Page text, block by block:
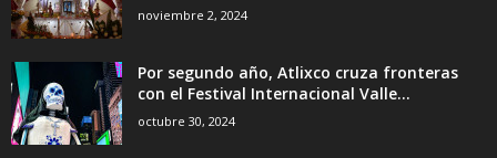
noviembre 2, 2024
Por segundo año, Atlixco cruza fronteras
con el Festival Internacional Valle...
octubre 30, 2024